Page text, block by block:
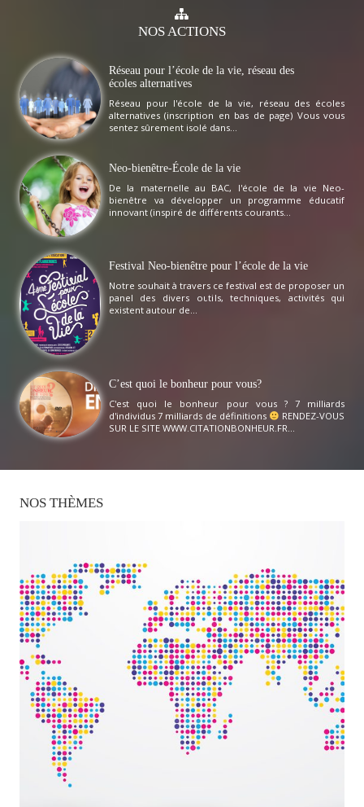
NOSACTIONS
Réseau pour l’école de la vie, réseau des
écoles alternatives
Réseau pour l'école de la vie, réseau des écoles
alternatives (inscription en bas de page) Vous vous
sentez sûrement isolé dans...
Neo-bienêtre-École de la vie
De la maternelle au BAC, l'école de la vie Neo-
bienêtre va développer un programme éducatif
innovant (inspiré de différents courants...
Festival Neo-bienêtre pour l’école de la vie
Notre souhait à travers ce festival est de proposer un
panel des divers outils, techniques, activités qui
existent autour de...
C’est quoi le bonheur pour vous?
C'est quoi le bonheur pour vous ? 7 milliards
d'individus 7 milliards de définitions
RENDEZ-VOUS
SUR LE SITE WWW.CITATIONBONHEUR.FR...
NOS THÈMES